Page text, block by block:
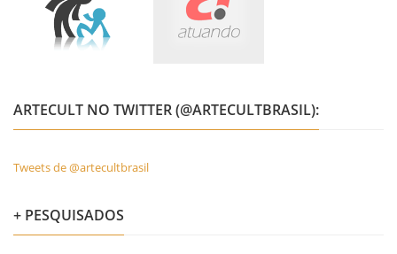
ARTECULT NO TWITTER (@ARTECULTBRASIL):
Tweets de @artecultbrasil
+ PESQUISADOS